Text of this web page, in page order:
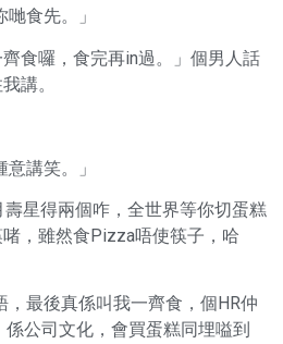
食先。」
食囉，食完再in過。」個男人話
講。
講笑。」
星得兩個咋，全世界等你切蛋糕
，雖然食Pizza唔使筷子，哈
，最後真係叫我一齊食，個HR仲
公司文化，會買蛋糕同埋嗌到